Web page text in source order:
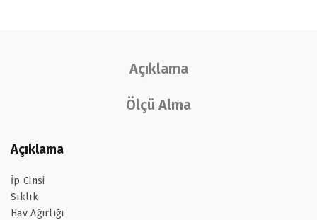
Açıklama
Ölçü Alma
Açıklama
İp Cinsi
Sıklık
Hav Ağırlığı